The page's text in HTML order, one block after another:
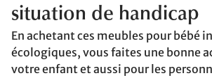
situation de handicap
En achetant ces meubles pour bébé
écologiques, vous faites une bonne
votre enfant et aussi pour les